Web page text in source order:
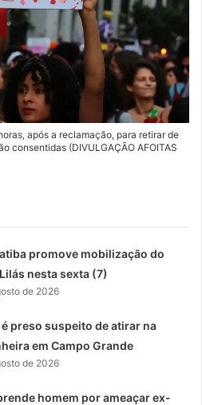
após a reclamação, para retirar de
consentidas (DIVULGAÇÃO AFOITAS
promove mobilização do
nesta sexta (7)
de 2026
é preso suspeito de atirar na
em Campo Grande
de 2026
homem por ameaçar ex-